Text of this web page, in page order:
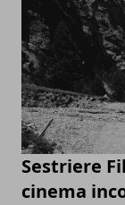
Sestriere
cinema